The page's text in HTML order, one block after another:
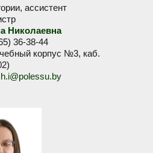
ассистент
Николаевна
36-38-44
корпус №3, каб.